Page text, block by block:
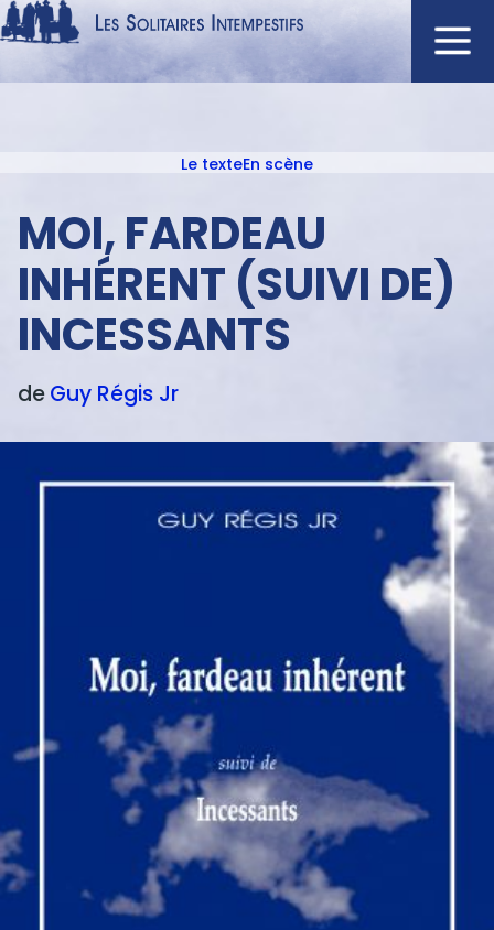
Aller
au
principal
Navigation
AUTEURS
À L'AFFICHE
CATALOGUE
DISTINCTIONS
CRITIQUES
texte
Le texteEn scène
MOI, FARDEAU
INHÉRENT (SUIVI DE)
INCESSANTS
deGuy Régis Jr